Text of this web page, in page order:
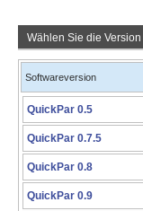
Wählen Sie die Version
Softwareversion
QuickPar 0.5
QuickPar 0.7.5
QuickPar 0.8
QuickPar 0.9